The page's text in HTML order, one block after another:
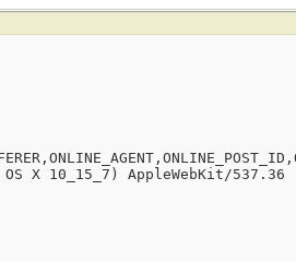
AppleWebKit/537.36